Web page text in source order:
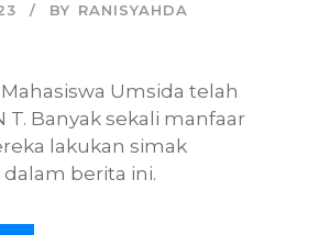
BY RANISYAHDA
Umsida telah
T. Banyak sekali manfaar
lakukan simak
berita ini.